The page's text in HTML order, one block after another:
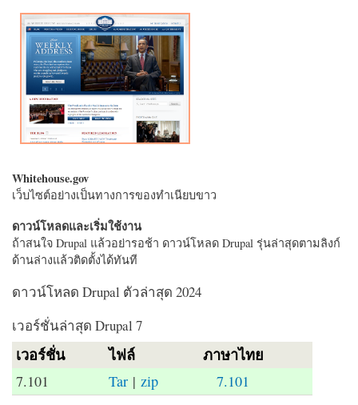
Whitehouse.gov
เว็บไซต์อย่างเป็นทางการของทำเนียบขาว
ดาวน์โหลดและเริ่มใช้งาน
ถ้าสนใจ Drupal แล้วอย่ารอช้า ดาวน์โหลด Drupal รุ่นล่าสุดตามลิงก์
ด้านล่างแล้วติดตั้งได้ทันที
ดาวน์โหลด Drupal ตัวล่าสุด 2024
เวอร์ชั่นล่าสุด Drupal 7
เวอร์ชั่น ไฟล์ ภาษาไทย
7.101 Tar |zip 7.101